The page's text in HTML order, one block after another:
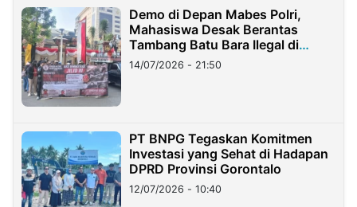
Demo di Depan Mabes Polri,
Mahasiswa Desak Berantas
Tambang Batu Bara Ilegal di
Lampung
14/07/2026 - 21:50
PT BNPG Tegaskan Komitmen
Investasi yang Sehat di Hadapan
DPRD Provinsi Gorontalo
12/07/2026 - 10:40